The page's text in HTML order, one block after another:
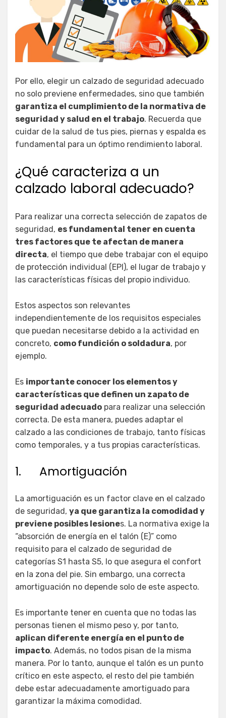
Por ello, elegir un calzado de seguridad adecuado
no solo previene enfermedades, sino que también
garantiza el cumplimiento de la normativa de
seguridad y salud en el trabajo. Recuerda que
cuidar de la salud de tus pies, piernas y espalda es
fundamental para un óptimo rendimiento laboral.
¿Qué caracteriza a un
calzado laboral adecuado?
Para realizar una correcta selección de zapatos de
seguridad, es fundamental tener en cuenta
tres factores que te afectan de manera
directa, el tiempo que debe trabajar con el equipo
de protección individual (EPI), el lugar de trabajo y
las características físicas del propio individuo.
Estos aspectos son relevantes
independientemente de los requisitos especiales
que puedan necesitarse debido a la actividad en
concreto, como fundición o soldadura, por
ejemplo.
Es importante conocer los elementos y
características que definen un zapato de
seguridad adecuado para realizar una selección
correcta. De esta manera, puedes adaptar el
calzado a las condiciones de trabajo, tanto físicas
como temporales, y a tus propias características.
1. Amortiguación
La amortiguación es un factor clave en el calzado
de seguridad, ya que garantiza la comodidad y
previene posibles lesiones. La normativa exige la
“absorción de energía en el talón (E)” como
requisito para el calzado de seguridad de
categorías S1 hasta S5, lo que asegura el confort
en la zona del pie. Sin embargo, una correcta
amortiguación no depende solo de este aspecto.
Es importante tener en cuenta que no todas las
personas tienen el mismo peso y, por tanto,
aplican diferente energía en el punto de
impacto. Además, no todos pisan de la misma
manera. Por lo tanto, aunque el talón es un punto
crítico en este aspecto, el resto del pie también
debe estar adecuadamente amortiguado para
garantizar la máxima comodidad.